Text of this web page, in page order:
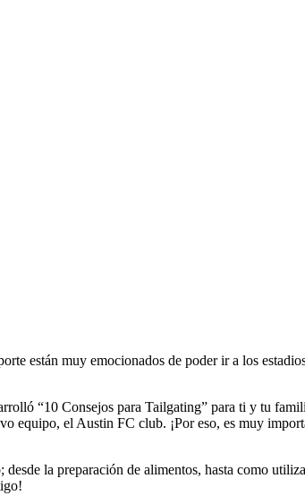
están muy emocionados de poder ir a los
“10 Consejos para Tailgating” para ti y tu
equipo, el Austin FC club. ¡Por eso, es muy
la preparación de alimentos, hasta como